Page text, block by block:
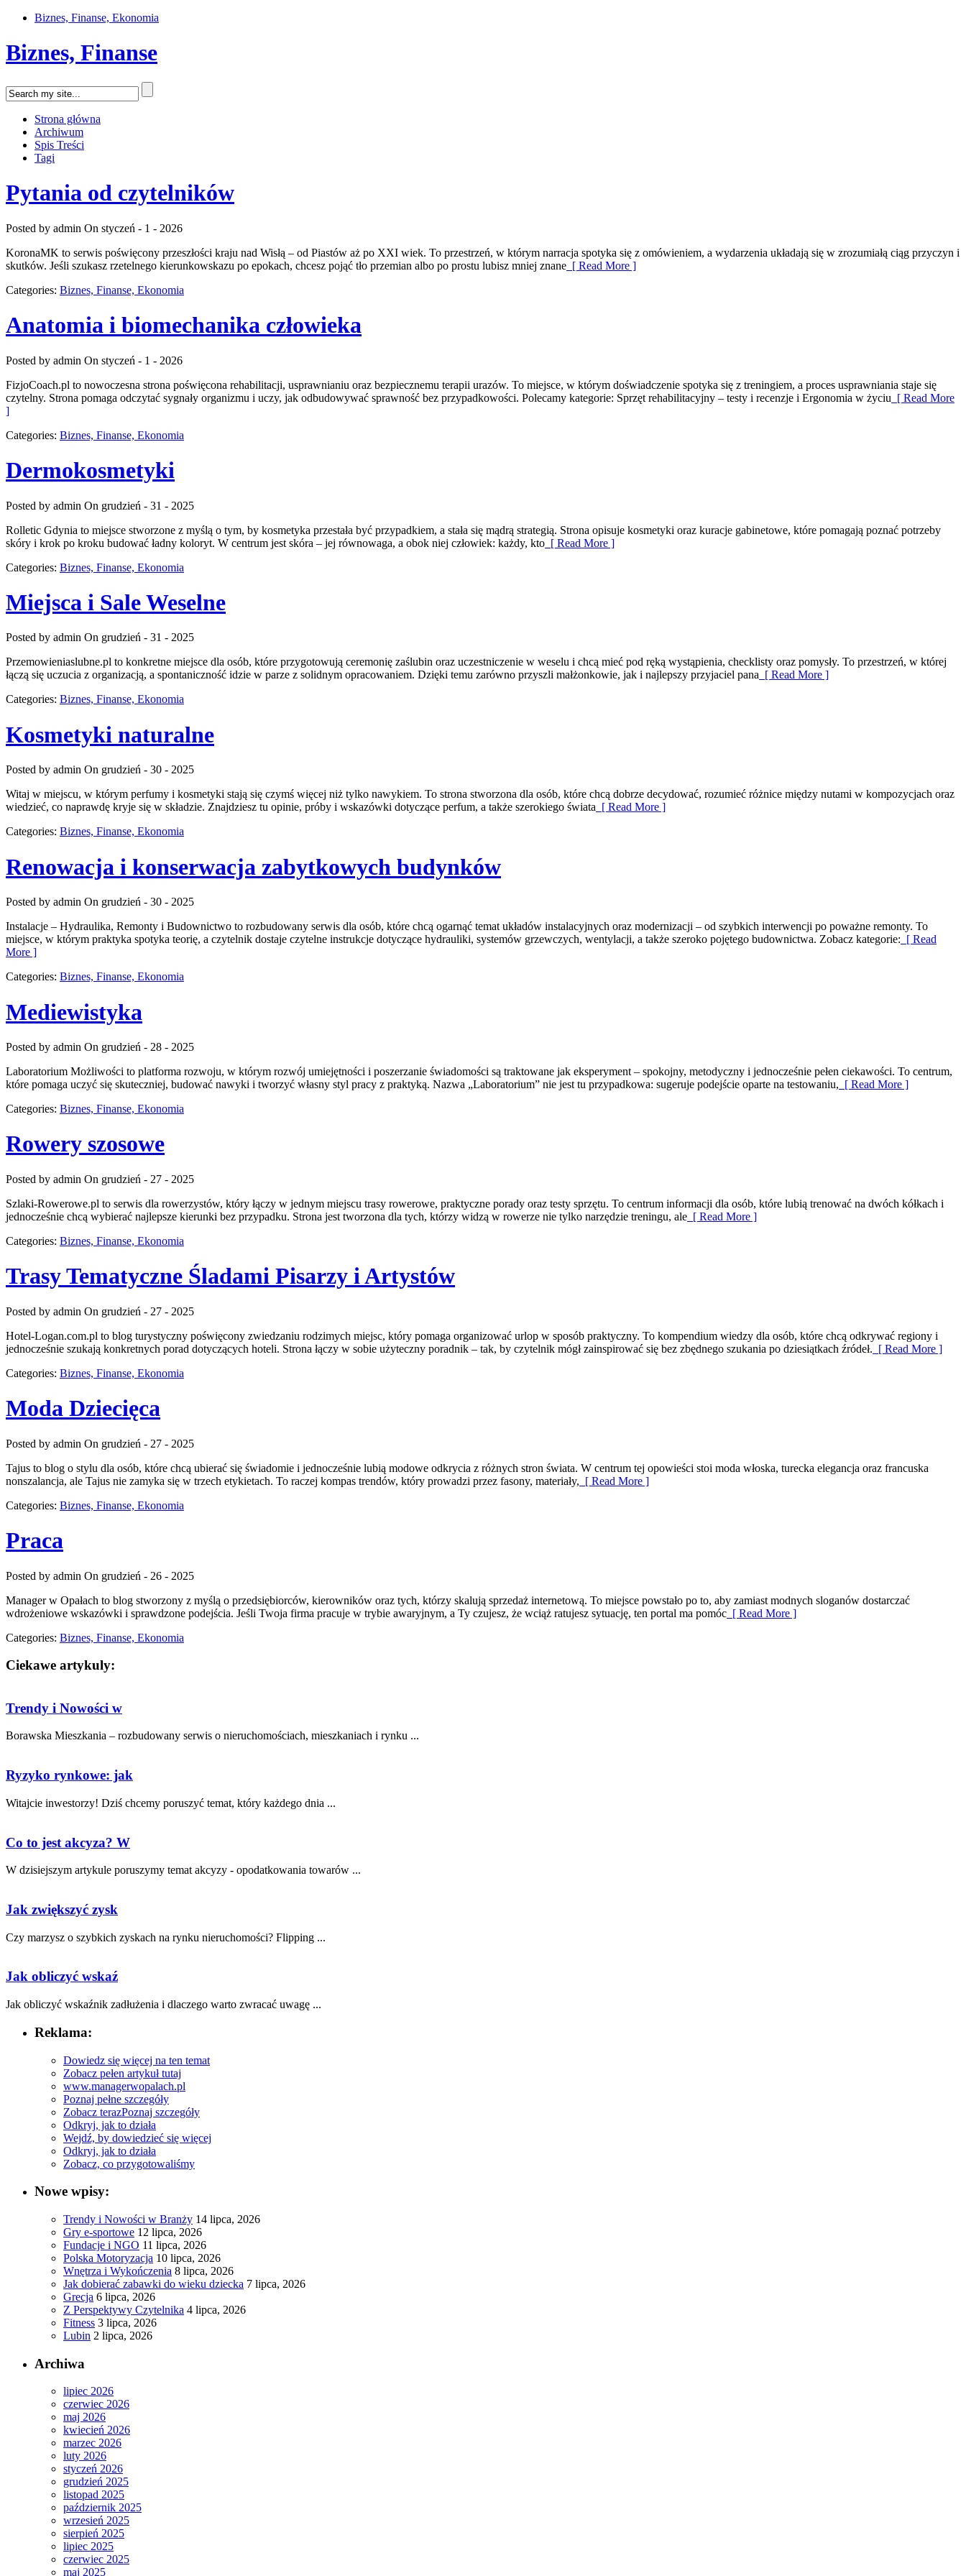
Biznes, Finanse, Ekonomia
Biznes, Finanse
Strona główna
Archiwum
Spis Treści
Tagi
Pytania od czytelników
Posted by admin On styczeń - 1 - 2026
KoronaMK to serwis poświęcony przeszłości kraju nad Wisłą – od Piastów aż po XXI wiek. To przestrzeń, w którym narracja spotyka się z omówieniem, a wydarzenia układają się w zrozumiałą ciąg przyczyn i
skutków. Jeśli szukasz rzetelnego kierunkowskazu po epokach, chcesz pojąć tło przemian albo po prostu lubisz mniej znane [ Read More ]
Categories: Biznes, Finanse, Ekonomia
Anatomia i biomechanika człowieka
Posted by admin On styczeń - 1 - 2026
FizjoCoach.pl to nowoczesna strona poświęcona rehabilitacji, usprawnianiu oraz bezpiecznemu terapii urazów. To miejsce, w którym doświadczenie spotyka się z treningiem, a proces usprawniania staje się
czytelny. Strona pomaga odczytać sygnały organizmu i uczy, jak odbudowywać sprawność bez przypadkowości. Polecamy kategorie: Sprzęt rehabilitacyjny – testy i recenzje i Ergonomia w życiu [ Read More
]
Categories: Biznes, Finanse, Ekonomia
Dermokosmetyki
Posted by admin On grudzień - 31 - 2025
Rolletic Gdynia to miejsce stworzone z myślą o tym, by kosmetyka przestała być przypadkiem, a stała się mądrą strategią. Strona opisuje kosmetyki oraz kuracje gabinetowe, które pomagają poznać potrzeby
skóry i krok po kroku budować ładny koloryt. W centrum jest skóra – jej równowaga, a obok niej człowiek: każdy, kto [ Read More ]
Categories: Biznes, Finanse, Ekonomia
Miejsca i Sale Weselne
Posted by admin On grudzień - 31 - 2025
Przemowieniaslubne.pl to konkretne miejsce dla osób, które przygotowują ceremonię zaślubin oraz uczestniczenie w weselu i chcą mieć pod ręką wystąpienia, checklisty oraz pomysły. To przestrzeń, w której
łączą się uczucia z organizacją, a spontaniczność idzie w parze z solidnym opracowaniem. Dzięki temu zarówno przyszli małżonkowie, jak i najlepszy przyjaciel pana [ Read More ]
Categories: Biznes, Finanse, Ekonomia
Kosmetyki naturalne
Posted by admin On grudzień - 30 - 2025
Witaj w miejscu, w którym perfumy i kosmetyki stają się czymś więcej niż tylko nawykiem. To strona stworzona dla osób, które chcą dobrze decydować, rozumieć różnice między nutami w kompozycjach oraz
wiedzieć, co naprawdę kryje się w składzie. Znajdziesz tu opinie, próby i wskazówki dotyczące perfum, a także szerokiego świata [ Read More ]
Categories: Biznes, Finanse, Ekonomia
Renowacja i konserwacja zabytkowych budynków
Posted by admin On grudzień - 30 - 2025
Instalacje – Hydraulika, Remonty i Budownictwo to rozbudowany serwis dla osób, które chcą ogarnąć temat układów instalacyjnych oraz modernizacji – od szybkich interwencji po poważne remonty. To
miejsce, w którym praktyka spotyka teorię, a czytelnik dostaje czytelne instrukcje dotyczące hydrauliki, systemów grzewczych, wentylacji, a także szeroko pojętego budownictwa. Zobacz kategorie: [ Read
More ]
Categories: Biznes, Finanse, Ekonomia
Mediewistyka
Posted by admin On grudzień - 28 - 2025
Laboratorium Możliwości to platforma rozwoju, w którym rozwój umiejętności i poszerzanie świadomości są traktowane jak eksperyment – spokojny, metodyczny i jednocześnie pełen ciekawości. To centrum,
które pomaga uczyć się skuteczniej, budować nawyki i tworzyć własny styl pracy z praktyką. Nazwa „Laboratorium” nie jest tu przypadkowa: sugeruje podejście oparte na testowaniu, [ Read More ]
Categories: Biznes, Finanse, Ekonomia
Rowery szosowe
Posted by admin On grudzień - 27 - 2025
Szlaki-Rowerowe.pl to serwis dla rowerzystów, który łączy w jednym miejscu trasy rowerowe, praktyczne porady oraz testy sprzętu. To centrum informacji dla osób, które lubią trenować na dwóch kółkach i
jednocześnie chcą wybierać najlepsze kierunki bez przypadku. Strona jest tworzona dla tych, którzy widzą w rowerze nie tylko narzędzie treningu, ale [ Read More ]
Categories: Biznes, Finanse, Ekonomia
Trasy Tematyczne Śladami Pisarzy i Artystów
Posted by admin On grudzień - 27 - 2025
Hotel-Logan.com.pl to blog turystyczny poświęcony zwiedzaniu rodzimych miejsc, który pomaga organizować urlop w sposób praktyczny. To kompendium wiedzy dla osób, które chcą odkrywać regiony i
jednocześnie szukają konkretnych porad dotyczących hoteli. Strona łączy w sobie użyteczny poradnik – tak, by czytelnik mógł zainspirować się bez zbędnego szukania po dziesiątkach źródeł. [ Read More ]
Categories: Biznes, Finanse, Ekonomia
Moda Dziecięca
Posted by admin On grudzień - 27 - 2025
Tajus to blog o stylu dla osób, które chcą ubierać się świadomie i jednocześnie lubią modowe odkrycia z różnych stron świata. W centrum tej opowieści stoi moda włoska, turecka elegancja oraz francuska
nonszalancja, ale Tajus nie zamyka się w trzech etykietach. To raczej kompas trendów, który prowadzi przez fasony, materiały, [ Read More ]
Categories: Biznes, Finanse, Ekonomia
Praca
Posted by admin On grudzień - 26 - 2025
Manager w Opałach to blog stworzony z myślą o przedsiębiorców, kierowników oraz tych, którzy skalują sprzedaż internetową. To miejsce powstało po to, aby zamiast modnych sloganów dostarczać
wdrożeniowe wskazówki i sprawdzone podejścia. Jeśli Twoja firma pracuje w trybie awaryjnym, a Ty czujesz, że wciąż ratujesz sytuację, ten portal ma pomóc [ Read More ]
Categories: Biznes, Finanse, Ekonomia
Ciekawe artykuly:
Trendy i Nowości w
Borawska Mieszkania – rozbudowany serwis o nieruchomościach, mieszkaniach i rynku ...
Ryzyko rynkowe: jak
Witajcie inwestorzy! Dziś chcemy ⁢poruszyć temat, który każdego dnia ...
Co to jest akcyza? W
W ‌dzisiejszym artykule poruszymy ⁣temat ‌akcyzy -⁤ opodatkowania towarów ...
Jak zwiększyć zysk
Czy marzysz o szybkich zyskach⁣ na⁤ rynku nieruchomości? Flipping⁢ ...
Jak obliczyć wskaź
Jak obliczyć wskaźnik zadłużenia i dlaczego warto zwracać uwagę ...
Reklama:
Dowiedz się więcej na ten temat
Zobacz pełen artykuł tutaj
www.managerwopalach.pl
Poznaj pełne szczegóły
Zobacz terazPoznaj szczegóły
Odkryj, jak to działa
Wejdź, by dowiedzieć się więcej
Odkryj, jak to działa
Zobacz, co przygotowaliśmy
Nowe wpisy:
Trendy i Nowości w Branży 14 lipca, 2026
Gry e-sportowe 12 lipca, 2026
Fundacje i NGO 11 lipca, 2026
Polska Motoryzacja 10 lipca, 2026
Wnętrza i Wykończenia 8 lipca, 2026
Jak dobierać zabawki do wieku dziecka 7 lipca, 2026
Grecja 6 lipca, 2026
Z Perspektywy Czytelnika 4 lipca, 2026
Fitness 3 lipca, 2026
Lubin 2 lipca, 2026
Archiwa
lipiec 2026
czerwiec 2026
maj 2026
kwiecień 2026
marzec 2026
luty 2026
styczeń 2026
grudzień 2025
listopad 2025
październik 2025
wrzesień 2025
sierpień 2025
lipiec 2025
czerwiec 2025
maj 2025